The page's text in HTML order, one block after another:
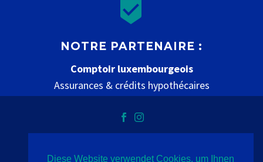


NOTRE PARTENAIRE :
Comptoir luxembourgeois
Assurances & crédits hypothécaires
Diese Website verwendet Cookies, um Ihnen